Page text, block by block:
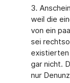
3.
weil die
von ein
sei
gar nicht.
nur